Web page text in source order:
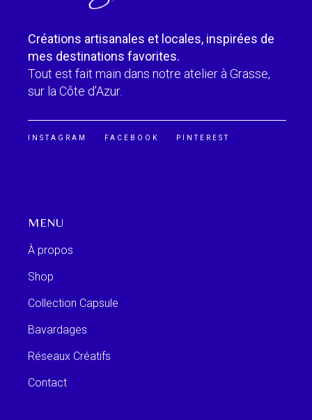
Créations artisanales et locales, inspirées de
mes destinations favorites.
Tout est fait main dans notre atelier à Grasse,
sur la Côte d’Azur.
INSTAGRAM FACEBOOK PINTEREST
MENU
À propos
Shop
Collection Capsule
Bavardages
Réseaux Créatifs
Contact